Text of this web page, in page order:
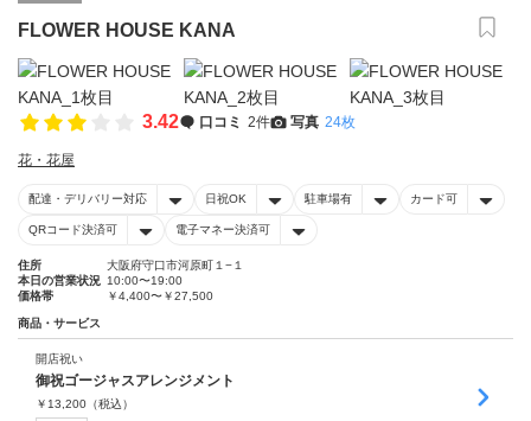
FLOWER HOUSE KANA
3.42 口コミ 2件 写真 24枚
花・花屋
配達・デリバリー対応 日祝OK 駐車場有 カード可
QRコード決済可 電子マネー決済可
住所
大阪府守口市河原町１−１
本日の営業状況 10:00〜19:00
価格帯
￥4,400〜￥27,500
商品・サービス
開店祝い
御祝ゴージャスアレンジメント
￥ 13,200 （税込）